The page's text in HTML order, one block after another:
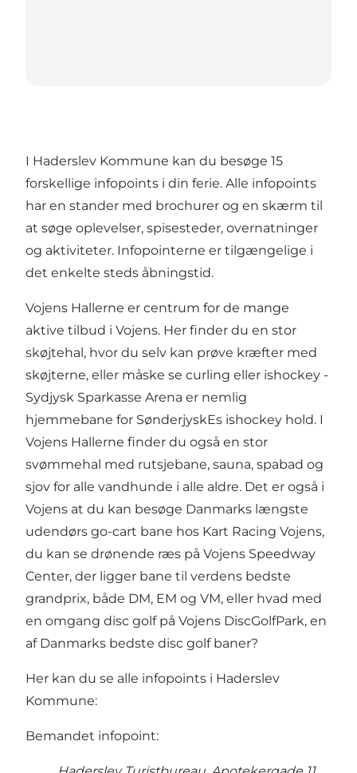
I Haderslev Kommune kan du besøge 15
forskellige infopoints i din ferie. Alle infopoints
har en stander med brochurer og en skærm til
at søge oplevelser, spisesteder, overnatninger
og aktiviteter. Infopointerne er tilgængelige i
det enkelte steds åbningstid.
Vojens Hallerne er centrum for de mange
aktive tilbud i Vojens. Her finder du en stor
skøjtehal, hvor du selv kan prøve kræfter med
skøjterne, eller måske se curling eller ishockey -
Sydjysk Sparkasse Arena er nemlig
hjemmebane for SønderjyskEs ishockey hold. I
Vojens Hallerne finder du også en stor
svømmehal med rutsjebane, sauna, spabad og
sjov for alle vandhunde i alle aldre. Det er også i
Vojens at du kan besøge Danmarks længste
udendørs go-cart bane hos Kart Racing Vojens,
du kan se drønende ræs på Vojens Speedway
Center, der ligger bane til verdens bedste
grandprix, både DM, EM og VM, eller hvad med
en omgang disc golf på Vojens DiscGolfPark, en
af Danmarks bedste disc golf baner?
Her kan du se alle infopoints i Haderslev
Kommune:
Bemandet infopoint: